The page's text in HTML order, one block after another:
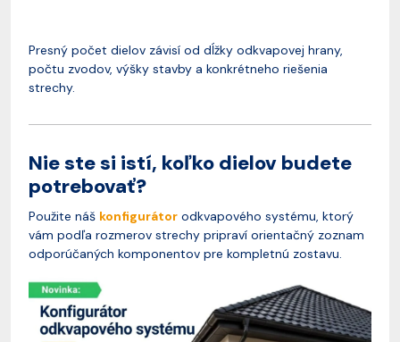
Presný počet dielov závisí od dĺžky odkvapovej hrany,
počtu zvodov, výšky stavby a konkrétneho riešenia
strechy.
Nie ste si istí, koľko dielov budete
potrebovať?
Použite náš konfigurátor odkvapového systému, ktorý
vám podľa rozmerov strechy pripraví orientačný zoznam
odporúčaných komponentov pre kompletnú zostavu.